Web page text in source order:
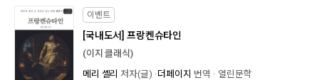
이벤트
[국내도서] 프랑켄슈타인
(이지 클래식)
메리 셸리 저자(글) 더페이지 번역 열린문학